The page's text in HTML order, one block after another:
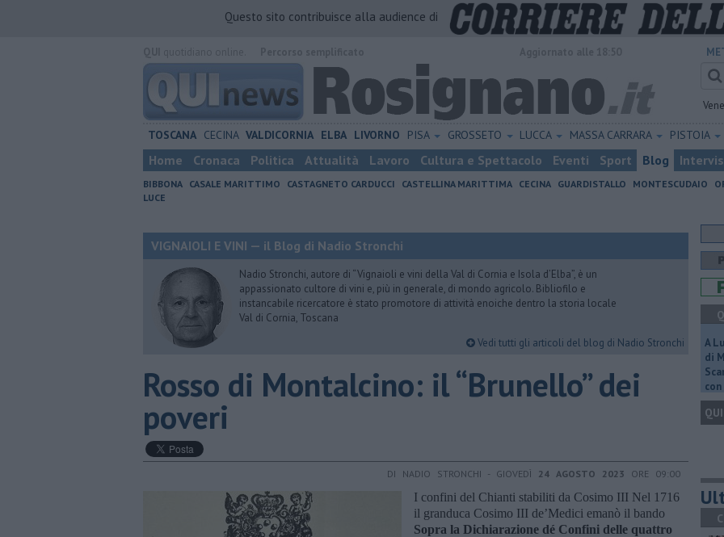
Questo sito contribuisce alla audience di
TOSCANA CECINA VALDICORNIA ELBA LIVORNO PISA GROSSETO LUCCA MASSA CARRARA PISTOIA
Home Cronaca Politica Attualità Lavoro Cultura e Spettacolo Eventi Sport Blog
BIBBONA CASALE MARITTIMO CASTAGNETO CARDUCCI CASTELLINA MARITTIMA CECINA GUARDISTALLO MONTESCUDAIO
LUCE
VIGNAIOLI E VINI — il Blog di Nadio Stronchi
Nadio Stronchi, autore di “Vignaioli e vini della Val di Cornia e Isola d’Elba”, è un
appassionato cultore di vini e, più in generale, di mondo agricolo. Bibliofilo e
instancabile ricercatore è stato promotore di attività enoiche dentro la storia locale
Val di Cornia, Toscana
Vedi tutti gli articoli del blog di Nadio Stronchi
​Rosso di Montalcino: il “Brunello” dei
poveri
DI NADIO STRONCHI - GIOVEDÌ 24 AGOSTO 2023 ORE 09:00
I confini del Chianti stabiliti da Cosimo III Nel 1716
il granduca Cosimo III de’Medici emanò il bando
Sopra la Dichiarazione dé Confini delle quattro
A
di
QUI